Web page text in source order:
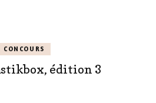
CONCOURS
édition 3